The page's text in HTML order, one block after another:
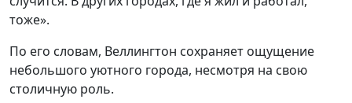
тоже».
По его словам, Веллингтон сохраняет ощущение
небольшого уютного города, несмотря на свою
столичную роль.